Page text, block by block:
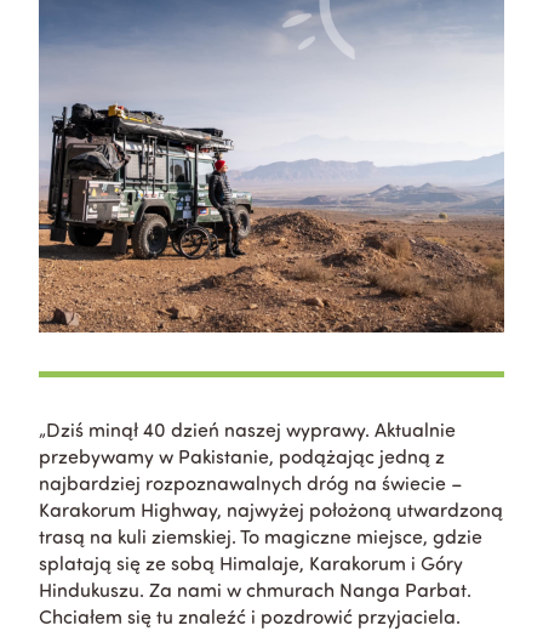
„Dziś minął 40 dzień naszej wyprawy. Aktualnie
przebywamy w Pakistanie, podążając jedną z
najbardziej rozpoznawalnych dróg na świecie –
Karakorum Highway, najwyżej położoną utwardzoną
trasą na kuli ziemskiej. To magiczne miejsce, gdzie
splatają się ze sobą Himalaje, Karakorum i Góry
Hindukuszu. Za nami w chmurach Nanga Parbat.
Chciałem się tu znaleźć i pozdrowić przyjaciela.